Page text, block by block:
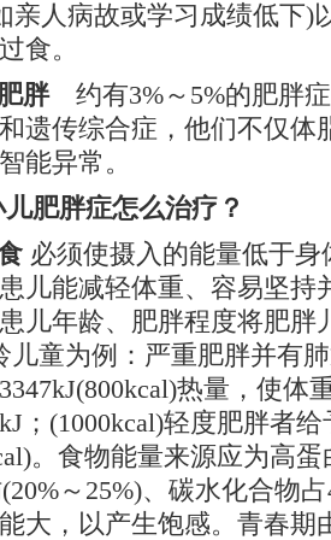
亲人病故或学习成绩低下)
食。
胖约有3%～5%的肥胖
遗传综合症，他们不仅体
能异常。
肥胖症怎么治疗？
必须使摄入的能量低于
儿能减轻体重、容易坚持
儿年龄、肥胖程度将肥胖
儿童为例：严重肥胖并有
热量，使体
；(1000kcal)轻度肥胖者给
。食物能量来源应为高蛋
～25%)、碳水化合物
大，以产生饱感。青春期